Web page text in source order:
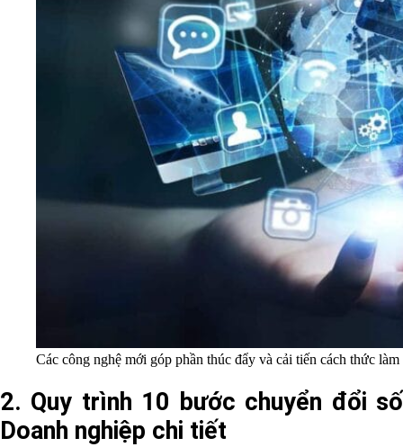
Các công nghệ mới góp phần thúc đẩy và cải tiến cách thức
2. Quy trình 10 bước chuyển đổi số
Doanh nghiệp chi tiết